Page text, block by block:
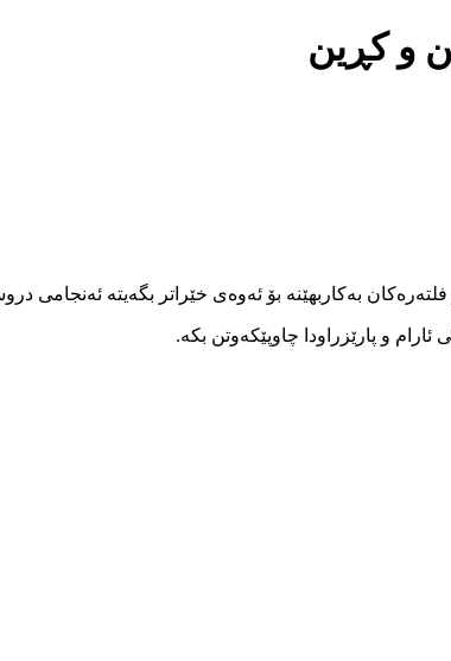
و کڕین
بەکاربهێنە بۆ ئەوەی خێراتر بگەیتە ئەنجامی
و پارێزراودا چاوپێکەوتن بکە.